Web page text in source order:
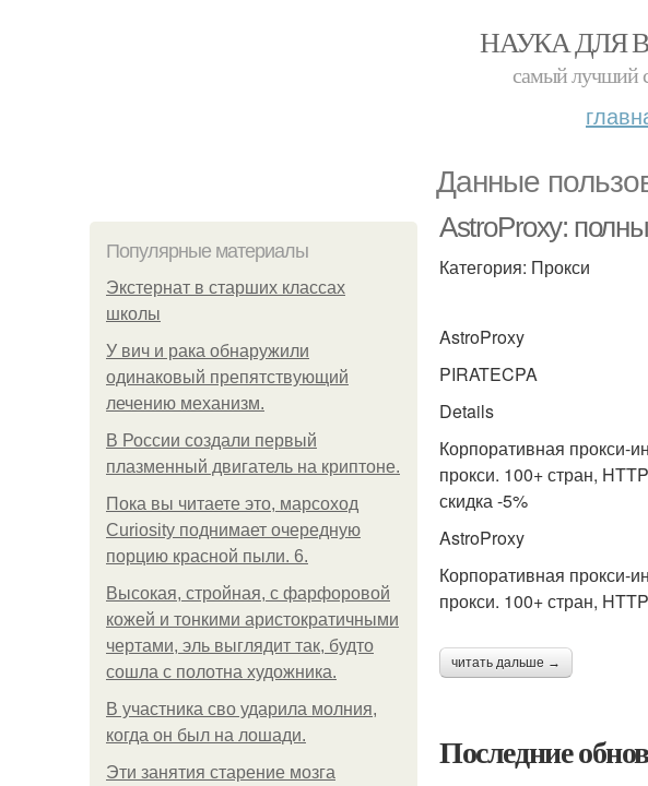
НАУКА ДЛЯ
самый лучший
Данные
Популярные материалы
Экстернат в старших классах
школы
У вич и рака обнаружили
одинаковый препятствующий
лечению механизм.
В России создали первый
плазменный двигатель на криптоне.
Пока вы читаете это, марсоход
Curiosity поднимает очередную
порцию красной пыли. 6.
Высокая, стройная, с фарфоровой
кожей и тонкими аристократичными
чертами, эль выглядит так, будто
сошла с полотна художника.
В участника сво ударила молния,
когда он был на лошади.
Эти занятия старение мозга
AstroProxy:
Категория: Прокси
AstroProxy
PIRATECPA
Details
Корпоративная прокси-
прокси. 100+ стран,
скидка -5%
AstroProxy
Корпоративная прокси-
прокси. 100+ стран,
читать дальше →
Последние